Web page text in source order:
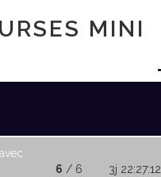
MINI
avec
6 / 6 3j 22:27:12